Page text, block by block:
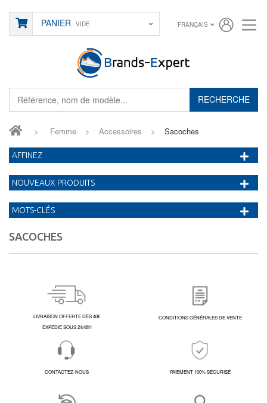
RECHERCHE
PANIER VIDE FRANÇAIS
> Femme > Accessoires > Sacoches
SACOCHES
AFFINEZ
NOUVEAUX PRODUITS
MOTS-CLÉS
LIVRAISON OFFERTE DÈS 40€
EXPÉDIÉ SOUS 24/48H
CONDITIONS GÉNÉRALES DE VENTE
CONTACTEZ-NOUS PAIEMENT 100% SÉCURISÉ